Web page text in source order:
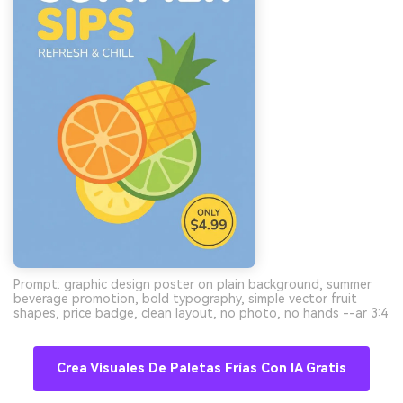
Prompt: graphic design poster on plain background, summer
beverage promotion, bold typography, simple vector fruit
shapes, price badge, clean layout, no photo, no hands --ar 3:4
Crea Visuales De Paletas Frías Con IA Gratis